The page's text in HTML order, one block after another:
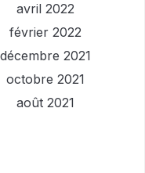
avril 2022
février 2022
décembre 2021
octobre 2021
août 2021